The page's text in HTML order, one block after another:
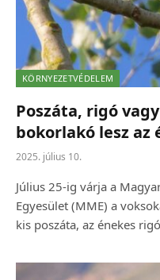
KÖRNYEZETVÉDELEM
Poszáta, rigó
bokorlakó lesz az
2025. július 10.
Július 25-ig várja a
Egyesület (MME) a
kis poszáta, az énekes